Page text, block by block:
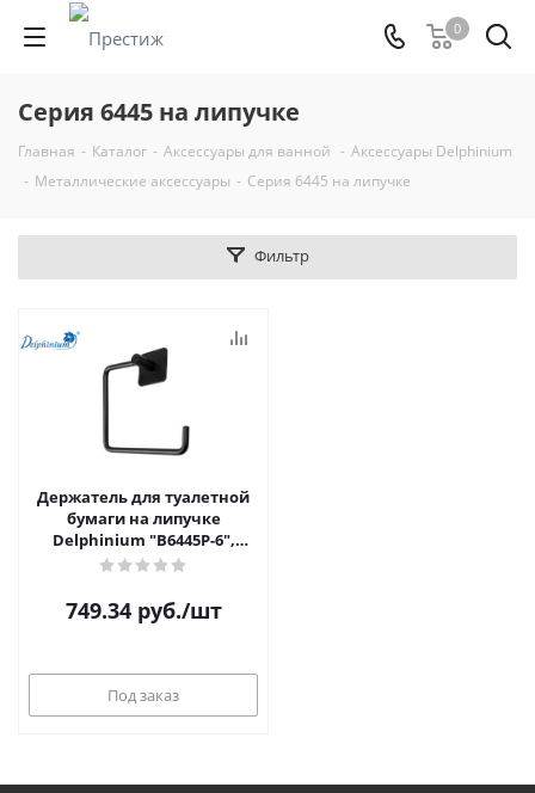
0
Серия 6445 на липучке
Главная - Каталог - Аксессуары для ванной - Аксессуары Delphinium
- Металлические аксессуары - Серия 6445 на липучке
Фильтр
Держатель для туалетной
бумаги на липучке
Delphinium "B6445P-6",
металл, чёрный
749.34руб./шт
Под заказ